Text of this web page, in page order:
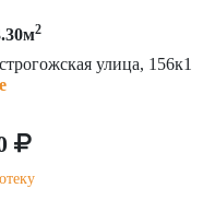
2
улица, 156к1